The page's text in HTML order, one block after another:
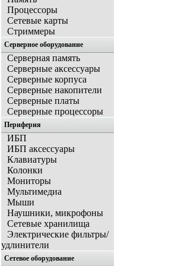
Процессоры
Сетевые карты
Стриммеры
Серверное оборудование
Серверная память
Серверные аксессуары
Серверные корпуса
Серверные накопители
Серверные платы
Серверные процессоры
Периферия
ИБП
ИБП аксессуары
Клавиатуры
Колонки
Мониторы
Мультимедиа
Мыши
Наушники, микрофоны
Сетевые хранилища
Электрические фильтры/
удлинители
Сетевое оборудование